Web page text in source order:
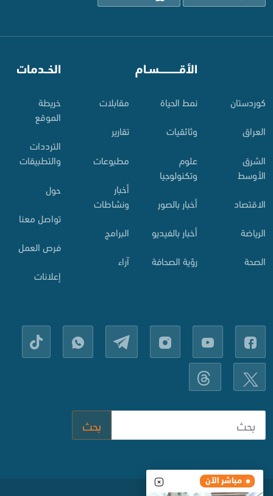
مباشر الآن
کوردستان
العراق
الشرق
الأوسط
الاقتصاد
الرياضة
الصحة
الأقـــــــــــسـام
نمط الحياة
وثائقيات
علوم
وتكنولوجيا
أخبار بالصور
أخبار بالفيديو
رؤية الصحافة
مقابلات
تقارير
مطبوعات
أخبار
ونشاطات
البرامج
آراء
الخــدمات
خريطة
الموقع
الترددات
والتطبيقات
حول
تواصل معنا
فرص العمل
إعلانات
بحث